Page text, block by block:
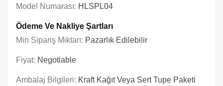
Model Numarası: HLSPL04
Ödeme Ve Nakliye Şartları
Min Sipariş Miktarı: Pazarlık Edilebilir
Fiyat: Negotiable
Ambalaj Bilgileri: Kraft Kağıt Veya Sert Tupe Paketi